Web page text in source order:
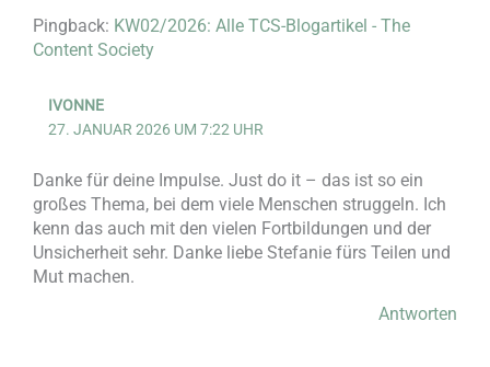
Pingback: KW02/2026: Alle TCS-Blogartikel - The
Content Society
IVONNE
27. JANUAR 2026 UM 7:22 UHR
Danke für deine Impulse. Just do it – das ist so ein
großes Thema, bei dem viele Menschen struggeln. Ich
kenn das auch mit den vielen Fortbildungen und der
Unsicherheit sehr. Danke liebe Stefanie fürs Teilen und
Mut machen.
Antworten